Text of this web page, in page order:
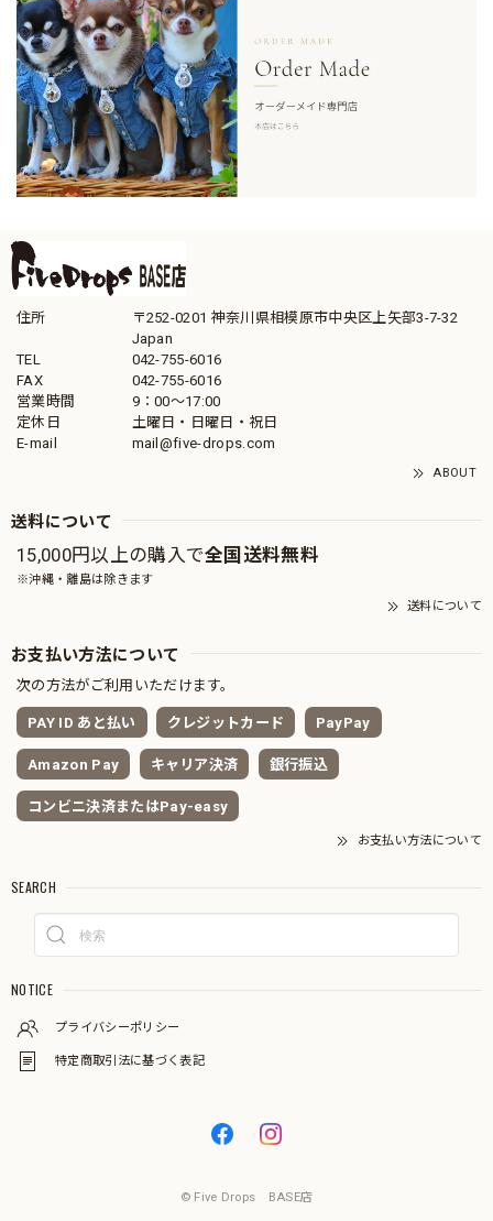
住所
〒252-0201 神奈川県相模原市中央区上矢部3-7-32
Japan
TEL
042-755-6016
FAX
042-755-6016
営業時間
9：00～17:00
定休日
土曜日・日曜日・祝日
E-mail
mail@five-drops.com
ABOUT
送料について
15,000円以上の購入で全国送料無料
※沖縄・離島は除きます
送料について
お支払い方法について
次の方法がご利用いただけます。
PAY ID あと払い クレジットカード PayPay
Amazon Pay キャリア決済 銀行振込
コンビニ決済またはPay-easy
お支払い方法について
SEARCH
NOTICE
プライバシーポリシー
特定商取引法に基づく表記
© Five Drops BASE店